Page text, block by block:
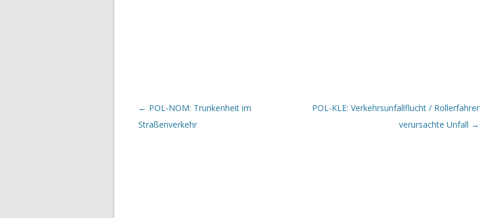
Beitrags-Navigation
← POL-NOM: Trunkenheit im
Straßenverkehr
POL-KLE: Verkehrsunfallflucht / Rollerfahrer
verursachte Unfall →